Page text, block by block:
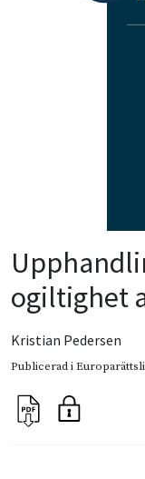
ogiltighet
Kristian Pedersen
Publicerad i